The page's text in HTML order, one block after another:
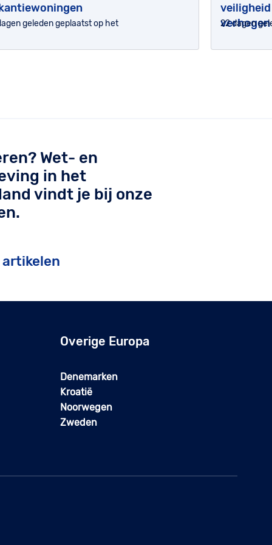
geleden geplaatst op het
verhogen
22 dagen
Wet- en
in het
vindt je bij onze
artikelen
Overige Europa
Denemarken
Kroatië
Noorwegen
Zweden